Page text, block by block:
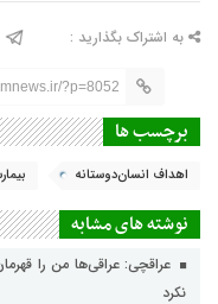
به اشتراک بگذارید :
?p=8052
برچسب ها
اهداف انسان‌دوستانه
نوشته های مشابه
عراقچی: عراقی‌ها من را
نکرد